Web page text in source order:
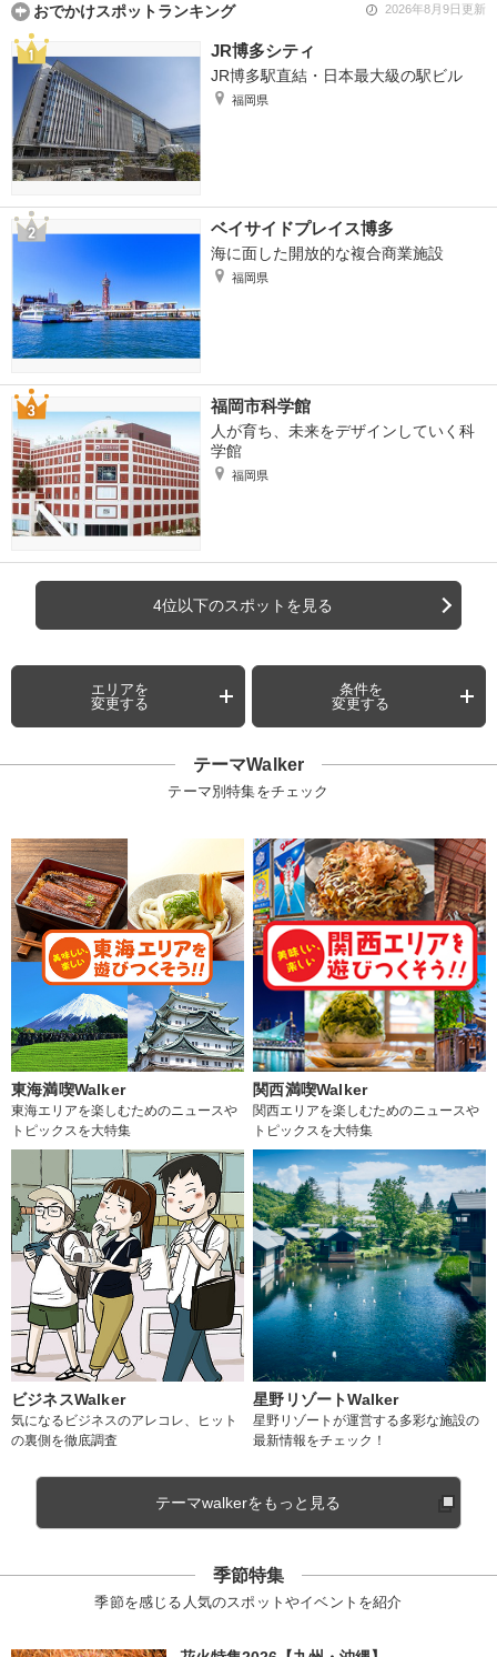
おでかけスポットランキング 2026年8月9日更新
JR博多シティ
JR博多駅直結・日本最大級の駅ビル
福岡県
ベイサイドプレイス博多
海に面した開放的な複合商業施設
福岡県
福岡市科学館
人が育ち、未来をデザインしていく科
学館
福岡県
4位以下のスポットを見る
エリアを
変更する
条件を
変更する
テーマWalker
テーマ別特集をチェック
東海満喫Walker
東海エリアを楽しむためのニュースや
トピックスを大特集
関西満喫Walker
関西エリアを楽しむためのニュースや
トピックスを大特集
ビジネスWalker
気になるビジネスのアレコレ、ヒット
の裏側を徹底調査
星野リゾートWalker
星野リゾートが運営する多彩な施設の
最新情報をチェック！
テーマwalkerをもっと見る
季節特集
季節を感じる人気のスポットやイベントを紹介